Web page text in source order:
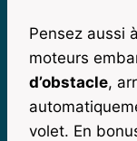
Pensez aussi
moteurs
d’obstacle,
volet. En